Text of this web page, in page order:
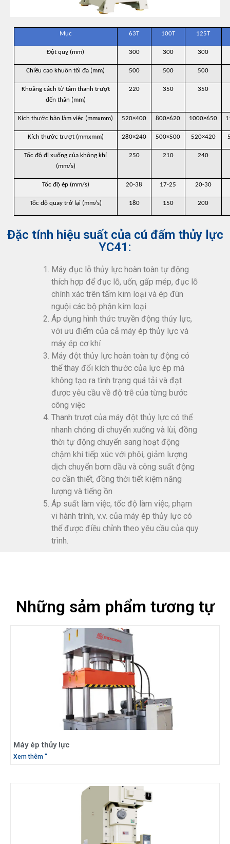
Mục 63T 100T 125T
Đột quỵ (mm) 300 300 300
Chiều cao khuôn tối đa (mm) 500 500 500
Khoảng cách từ tâm thanh trượt
đến thân (mm)
220 350 350
Kích thước bàn làm việc (mmxmm) 520×400 800×620 1000×650
Kích thước trượt (mmxmm) 280×240 500×500 520×420
Tốc độ đi xuống của không khí
(mm/s)
250 210 240
Tốc độ ép (mm/s) 20-38 17-25 20-30
Tốc độ quay trở lại (mm/s) 180 150 200
Đặc tính hiệu suất của cú đấm thủy lực
YC41:
Máy đục lỗ thủy lực hoàn toàn tự động
thích hợp để đục lỗ, uốn, gấp mép, đục lỗ
chính xác trên tấm kim loại và ép đùn
nguội các bộ phận kim loại
Áp dụng hình thức truyền động thủy lực,
với ưu điểm của cả máy ép thủy lực và
máy ép cơ khí
Máy đột thủy lực hoàn toàn tự động có
thể thay đổi kích thước của lực ép mà
không tạo ra tình trạng quá tải và đạt
được yêu cầu về độ trễ của từng bước
công việc
Thanh trượt của máy đột thủy lực có thể
nhanh chóng di chuyển xuống và lùi, đồng
thời tự động chuyển sang hoạt động
chậm khi tiếp xúc với phôi, giảm lượng
dịch chuyển bơm dầu và công suất động
cơ cần thiết, đồng thời tiết kiệm năng
lượng và tiếng ồn
Áp suất làm việc, tốc độ làm việc, phạm
vi hành trình, v.v. của máy ép thủy lực có
thể được điều chỉnh theo yêu cầu của quy
trình.
Những sảm phẩm tương tự
Máy ép thủy lực
Xem thêm "